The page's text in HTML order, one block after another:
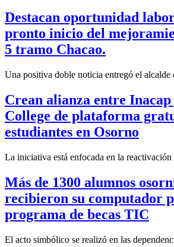
Destacan oportunidad
pronto inicio del
5 tramo Chacao.
Una positiva doble noticia entregó el alcalde
Crean alianza entre
College de plataforma
estudiantes en Osorno
La iniciativa está enfocada en la reactivación
Más de 1300 alumnos
recibieron su computador
programa de becas TIC
El acto simbólico se realizó en las